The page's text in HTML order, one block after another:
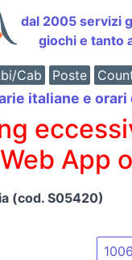
dal 2005 servizi
giochi e tanto
Cab Poste
italiane e orari
App
(cod. S05420)